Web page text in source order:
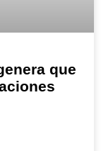
que